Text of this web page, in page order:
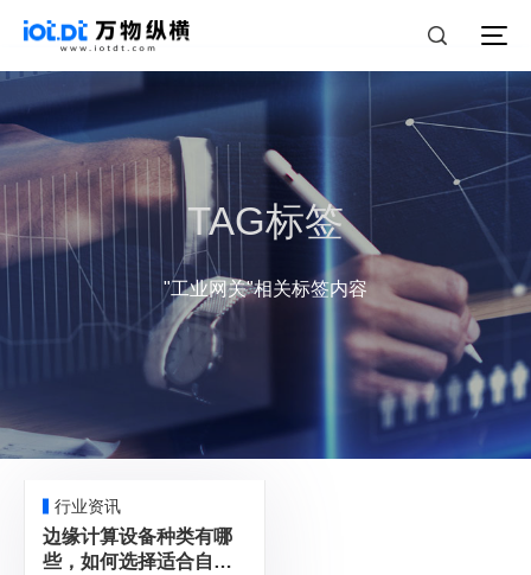
TAG标签
"工业网关"相关标签内容
行业资讯
边缘计算设备种类有哪
些，如何选择适合自己